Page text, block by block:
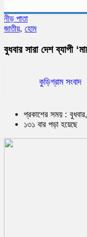
নীড় পাতা
জাতীয়, হোম
বুধবার সারা দেশ ব্যাপী
কুড়িগ্রাম সংবাদ
প্রকাশের সময় :
১৩১ বার পড়া হয়েছে